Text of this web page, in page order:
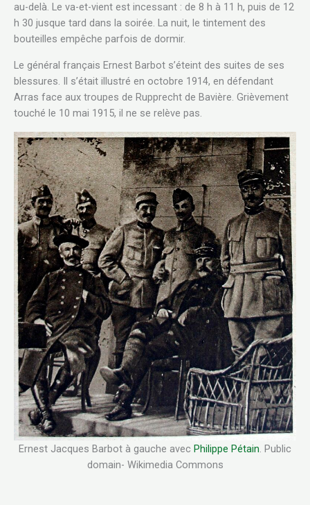
au-delà. Le va-et-vient est incessant : de 8 h à 11 h, puis de 12
h 30 jusque tard dans la soirée. La nuit, le tintement des
bouteilles empêche parfois de dormir.
Le général français Ernest Barbot s’éteint des suites de ses
blessures. Il s’était illustré en octobre 1914, en défendant
Arras face aux troupes de Rupprecht de Bavière. Grièvement
touché le 10 mai 1915, il ne se relève pas.
Ernest Jacques Barbot à gauche avec Philippe Pétain . Public
domain- Wikimedia Commons